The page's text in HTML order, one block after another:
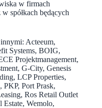
w firmach
spółkach będących
Acteeum,
Systems, BOIG,
Projektmanagement,
G-City, Genesis
LCP Properties,
Port Prask,
Ros Retail Outlet
Estate, Wemolo,